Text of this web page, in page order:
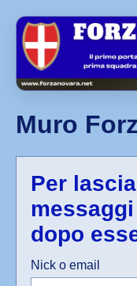
Muro
Per
dopo
Nick o email